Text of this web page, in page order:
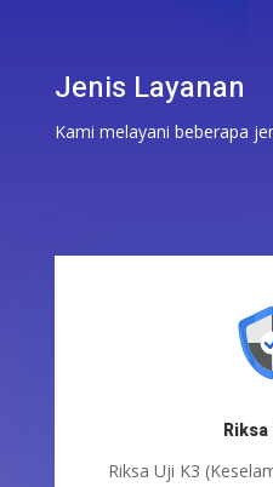
Jenis Layanan
Kami melayani beberapa
Riksa Uji K3